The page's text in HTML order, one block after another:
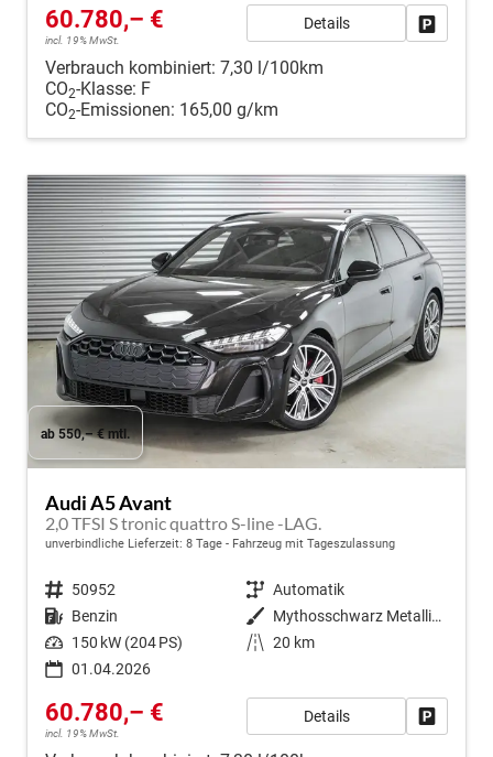
60.780,– €
incl. 19% MwSt.
Details
Verbrauch kombiniert: 7,30 l/100km
CO2-Klasse: F
CO2-Emissionen: 165,00 g/km
ab 550,– € mtl.
Audi A5 Avant
2,0 TFSI S tronic quattro S-line -LAG.
unverbindliche Lieferzeit: 8 Tage Fahrzeug mit Tageszulassung
Fahrzeugnr. 50952 Getriebe Automatik
Kraftstoff Benzin Außenfarbe
Mythosschwarz Metallic (0E)
Leistung 150 kW (204 PS) Kilometerstand 20 km
01.04.2026
60.780,– €
incl. 19% MwSt.
Details